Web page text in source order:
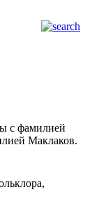
с фамилией
Маклаков.